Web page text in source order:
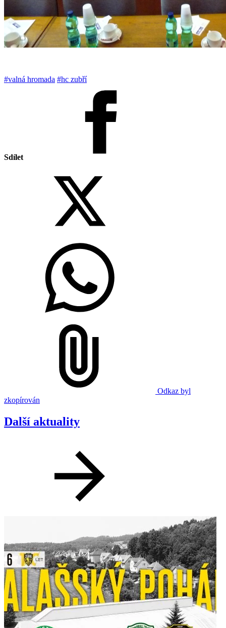
#valná hromada #hc zubří
Sdílet
Odkaz byl
zkopírován
Další aktuality